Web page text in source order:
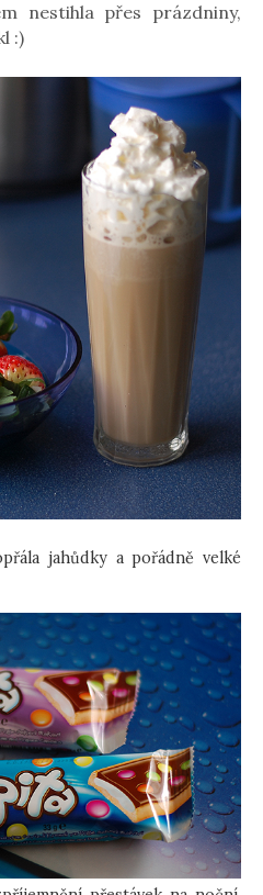
nestihla přes prázdniny,
:)
jahůdky a pořádně velké